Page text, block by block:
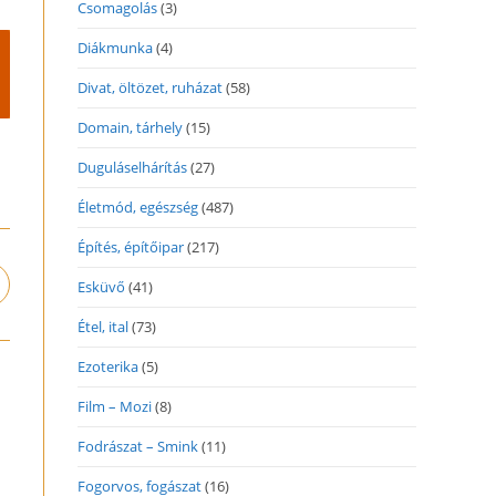
Csomagolás(3)
Diákmunka(4)
Divat, öltözet, ruházat(58)
Domain, tárhely(15)
Duguláselhárítás(27)
Életmód, egészség(487)
Építés, építőipar(217)
Esküvő (41)
Étel, ital(73)
Ezoterika(5)
Film – Mozi(8)
Fodrászat – Smink(11)
Fogorvos, fogászat(16)